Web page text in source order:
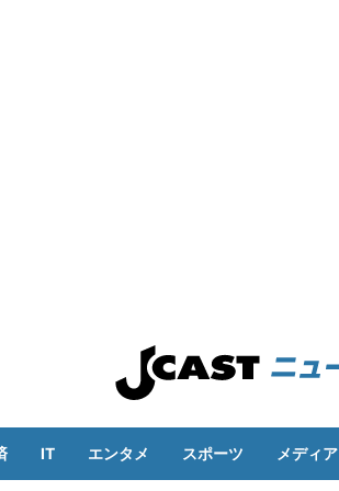
IT エンタメ スポーツ メディア